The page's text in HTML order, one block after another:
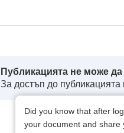
Note:
Публикацията не може
За достъп до публикацията
Did you know that after
your document and share